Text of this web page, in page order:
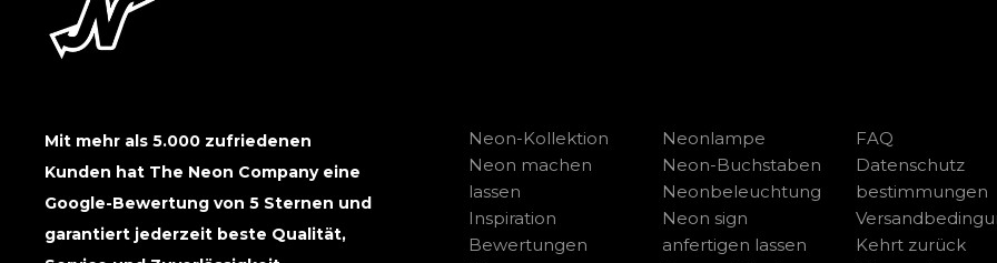
Mit mehr als 5.000 zufriedenen
Kunden hat The Neon Company eine
Google-Bewertung von 5 Sternen und
garantiert jederzeit beste Qualität,
Neon-Kollektion
Neon machen
lassen
Inspiration
Bewertungen
Neonlampe
Neon-Buchstaben
Neonbeleuchtung
Neon sign
anfertigen lassen
FAQ
Datenschutz
bestimmungen
Kehrt zurück